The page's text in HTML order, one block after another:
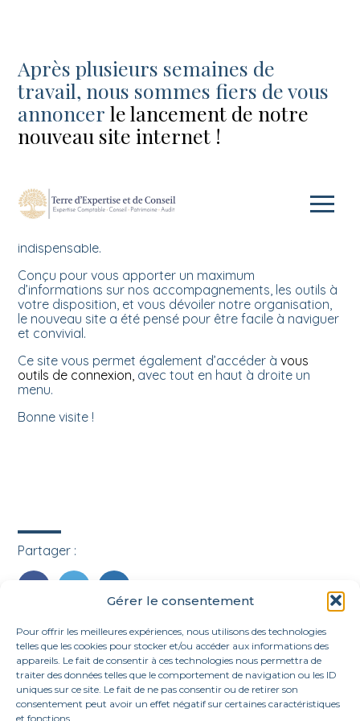
Gérer le consentement
Pour offrir les meilleures expériences, nous utilisons des technologies
telles que les cookies pour stocker et/ou accéder aux informations des
appareils. Le fait de consentir à ces technologies nous permettra de
traiter des données telles que le comportement de navigation ou les ID
uniques sur ce site. Le fait de ne pas consentir ou de retirer son
consentement peut avoir un effet négatif sur certaines caractéristiques
et fonctions.
Aller
au
Après plusieurs semaines de
travail, nous sommes fiers de vous
annoncerle lancement de notre
nouveau site internet !
Pour répondre à vos différents besoins, le cabinet
s’est adapté, réorganisé et a fait évoluer son offre de
indispensable.
Conçu pour vous apporter un maximum
d’informations sur nos accompagnements, les outils à
votre disposition, et vous dévoiler notre organisation,
le nouveau site a été pensé pour être facile à naviguer
et convivial.
Ce site vous permet également d’accéder àvous
outils de connexion, avec tout en haut à droite un
menu.
Bonne visite !
Partager :
TwitterLinkedIn